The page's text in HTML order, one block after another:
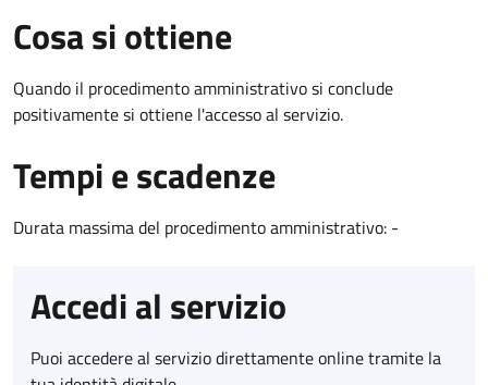
Cosa si ottiene
Quando il procedimento amministrativo si conclude
positivamente si ottiene l'accesso al servizio.
Tempi e scadenze
Durata massima del procedimento amministrativo: -
Accedi al servizio
Puoi accedere al servizio direttamente online tramite la